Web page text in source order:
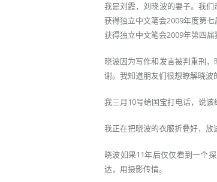
我是刘霞，刘晓波的妻子。我
获得独立中文笔会2009年度第
获得独立中文笔会2009年第四届
晓波因为写作和发言被判重刑
谢。我知道朋友们很想瞭解晓波
我三月10号给国宝打电话，说该
我正在把晓波的衣服折叠好，放
晓波如果11年后仅仅看到一个
达，用摄影传情。